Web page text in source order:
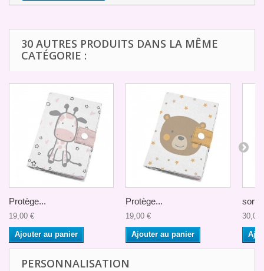
30 AUTRES PRODUITS DANS LA MÊME
CATÉGORIE :
Protège...
19,00 €
Ajouter au panier
Protège...
19,00 €
Ajouter au panier
30,00
PERSONNALISATION